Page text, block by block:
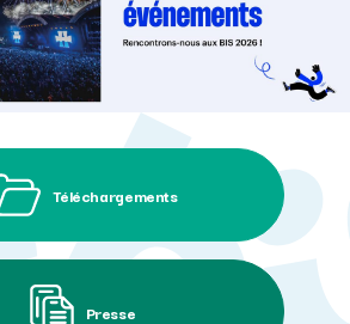
Téléchargements
Presse